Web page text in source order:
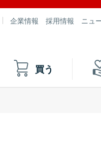
企業情報 採用情報 ニュ
買う